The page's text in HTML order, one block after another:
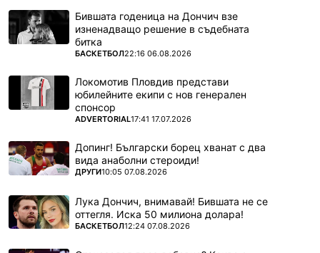
Бившата годеница на Дончич взе
изненадващо решение в съдебната
битка
ПОВЕЧЕ ОТ
БАСКЕТБОЛ22:16 06.08.2026
Локомотив Пловдив представи
юбилейните екипи с нов генерален
спонсор
ПОВЕЧЕ ОТ
ADVERTORIAL17:41 17.07.2026
Допинг! Български борец хванат с два
вида анаболни стероиди!
ПОВЕЧЕ ОТ
ДРУГИ10:05 07.08.2026
Лука Дончич, внимавай! Бившата не се
оттегля. Иска 50 милиона долара!
ПОВЕЧЕ ОТ
БАСКЕТБОЛ12:24 07.08.2026